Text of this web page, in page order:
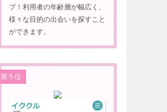
プ！利用者の年齢層が幅広く、
様々な目的の出会いを探すこと
ができます。
第５位